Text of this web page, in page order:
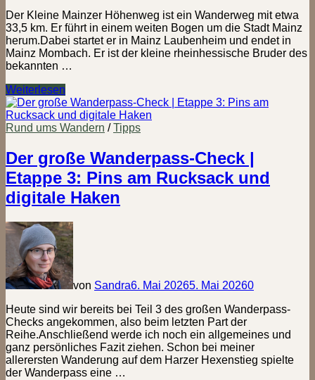
Der Kleine Mainzer Höhenweg ist ein Wanderweg mit etwa
33,5 km. Er führt in einem weiten Bogen um die Stadt Mainz
herum.Dabei startet er in Mainz Laubenheim und endet in
Mainz Mombach. Er ist der kleine rheinhessische Bruder des
bekannten …
Kleiner
Mainzer
Höhenweg
Etappe
–
Mehr
Wein
geht
nicht!
Weiterlesen
Rund ums Wandern /Tipps
Der große Wanderpass-Check |
Etappe 3: Pins am Rucksack und
digitale Haken
von Sandra6. Mai 20265. Mai 20260
Heute sind wir bereits bei Teil 3 des großen Wanderpass-
Checks angekommen, also beim letzten Part der
Reihe.Anschließend werde ich noch ein allgemeines und
ganz persönliches Fazit ziehen. Schon bei meiner
allerersten Wanderung auf dem Harzer Hexenstieg spielte
der Wanderpass eine …